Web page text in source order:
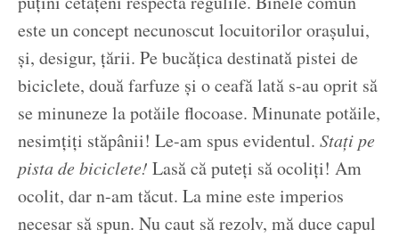
este un concept necunoscut locuitorilor orașului,
și, desigur, țării. Pe bucățica destinată pistei de
biciclete, două farfuze și o ceafă lată s-au oprit să
se minuneze la potăile flocoase. Minunate potăile,
nesimțiți stăpânii! Le-am spus evidentul. Stați pe
pista de biciclete! Lasă că puteți să ocoliți! Am
ocolit, dar n-am tăcut. La mine este imperios
necesar să spun. Nu caut să rezolv, mă duce capul